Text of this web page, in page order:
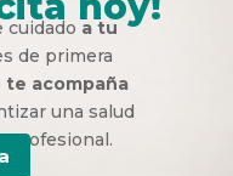
cuidado a tu
de primera
te acompaña
una salud
profesional.